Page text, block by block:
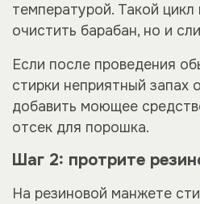
температурой. Такой
очистить барабан, но и
Если после проведения
стирки неприятный запах
добавить моющее
отсек для порошка.
Шаг 2: протрите
На резиновой манжете